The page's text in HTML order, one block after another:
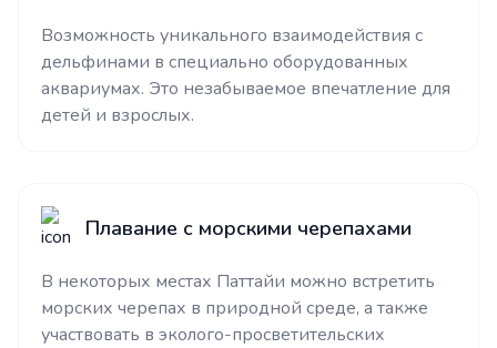
Возможность уникального взаимодействия с
дельфинами в специально оборудованных
аквариумах. Это незабываемое впечатление для
детей и взрослых.
Плавание с морскими черепахами
В некоторых местах Паттайи можно встретить
морских черепах в природной среде, а также
участвовать в эколого-просветительских